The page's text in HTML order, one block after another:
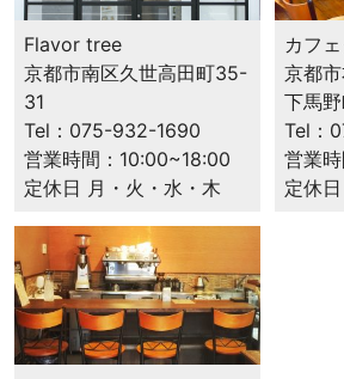
幸
せ
に
す
る
ス
ペ
ル
テ
ィ
コ
Flavor tree
京都市南区久世高田町35-
31
Tel：075-932-1690
営業時間：10:00~18:00
定休日 月・火・水・木
カフ
京都
下馬
Tel：
営業
定休